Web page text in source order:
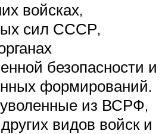
войсках,
сил СССР,
безопасности и
формирований.
из ВСРФ,
видов войск и